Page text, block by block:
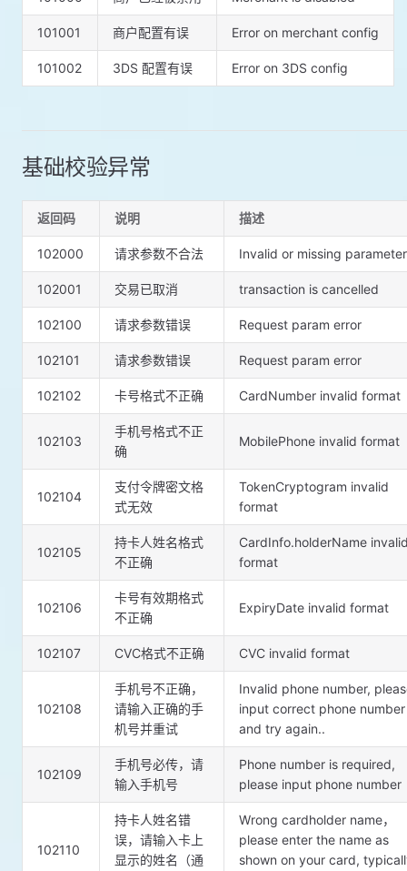
101001 商户配置有误 Error on merchant config
101002 3DS 配置有误 Error on 3DS config
基础校验异常
返回码 说明 描述
102000 请求参数不合法 Invalid or missing parameter
102001 交易已取消 transaction is cancelled
102100 请求参数错误 Request param error
102101 请求参数错误 Request param error
102102 卡号格式不正确 CardNumber invalid format
102103
手机号格式不正
确
MobilePhone invalid format
102104
支付令牌密文格
式无效
TokenCryptogram invalid
format
102105
持卡人姓名格式
不正确
CardInfo.holderName
format
102106
卡号有效期格式
不正确
ExpiryDate invalid format
102107 CVC格式不正确 CVC invalid format
102108
手机号不正确，
请输入正确的手
机号并重试
Invalid phone number,
input correct phone number
and try again..
102109
手机号必传，请
输入手机号
Phone number is required,
please input phone number
102110
持卡人姓名错
误，请输入卡上
显示的姓名（通
Wrong cardholder name，
please enter the name as
shown on your card,